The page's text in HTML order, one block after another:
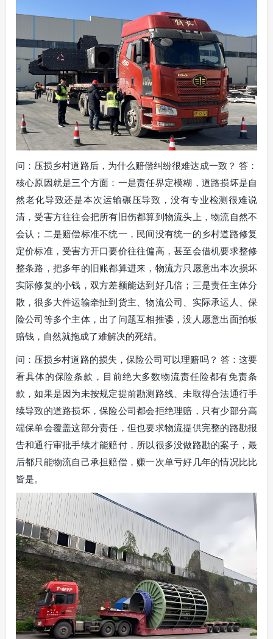
问：压损乡村道路后，为什么赔偿纠纷很难达成一致？ 答：
核心原因就是三个方面：一是责任界定模糊，道路损坏是自
然老化导致还是本次运输碾压导致，没有专业检测很难说
清，受害方往往会把所有旧伤都算到物流头上，物流自然不
会认；二是赔偿标准不统一，民间没有统一的乡村道路修复
定价标准，受害方开口要价往往偏高，甚至会借机要求整修
整条路，把多年的旧账都算进来，物流方只愿意出本次损坏
实际修复的小钱，双方差额能达到好几倍；三是责任主体分
散，很多大件运输牵扯到货主、物流公司、实际承运人、保
险公司等多个主体，出了问题互相推诿，没人愿意出面拍板
赔钱，自然就拖成了难解决的死结。
问：压损乡村道路的损失，保险公司可以理赔吗？ 答：这要
看具体的保险条款，目前绝大多数物流责任险都有免责条
款，如果是因为未按规定提前勘测路线、未取得合法通行手
续导致的道路损坏，保险公司都会拒绝理赔，只有少部分高
端保单会覆盖这部分责任，但也要求物流提供完整的路勘报
告和通行审批手续才能赔付，所以很多没做路勘的案子，最
后都只能物流自己承担赔偿，赚一次单亏好几年的情况比比
皆是。